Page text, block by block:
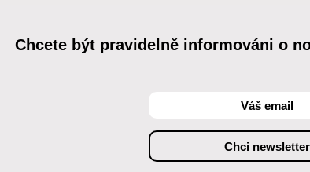
Chcete být pravidelně informováni o